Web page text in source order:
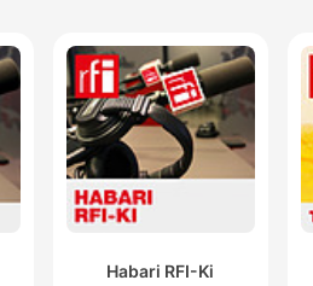
Habari RFI-Ki